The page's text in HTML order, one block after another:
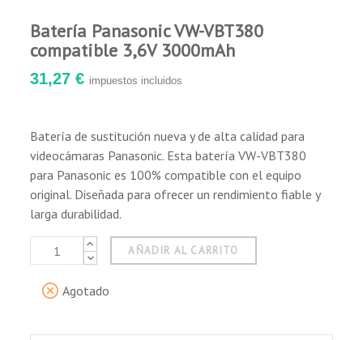
Batería Panasonic VW-VBT380
compatible 3,6V 3000mAh
31,27 € impuestos incluidos
Batería de sustitución nueva y de alta calidad para
videocámaras Panasonic. Esta batería VW-VBT380
para Panasonic es 100% compatible con el equipo
original. Diseñada para ofrecer un rendimiento fiable y
larga durabilidad.
AÑADIR AL CARRITO
Agotado